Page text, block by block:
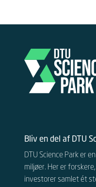
Bliv en del af DTU
DTU Science Park er
miljøer. Her er
investorer samlet ét